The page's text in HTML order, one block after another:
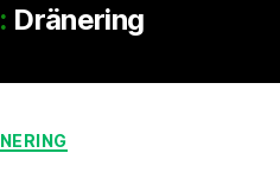
Dränering
Kategorier